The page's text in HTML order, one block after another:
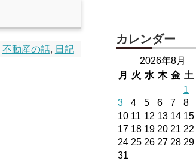
不動産の話, 日記
カレンダー
2026年8月
月
火 水 木 金 土
1
3
4 5 6 7 8
10 11 12 13 14 15
17 18 19 20 21 22
24 25 26 27 28 29
31